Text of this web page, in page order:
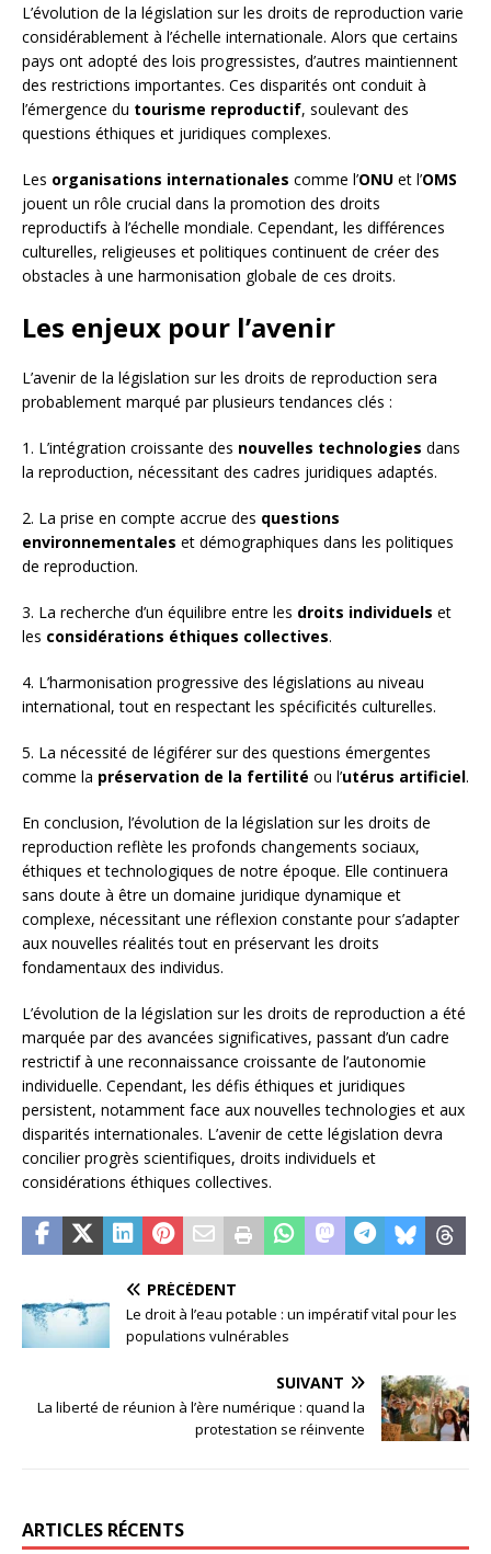
L’évolution de la législation sur les droits de reproduction varie
considérablement à l’échelle internationale. Alors que certains
pays ont adopté des lois progressistes, d’autres maintiennent
des restrictions importantes. Ces disparités ont conduit à
l’émergence du tourisme reproductif, soulevant des
questions éthiques et juridiques complexes.
Les organisations internationales comme l’ONU et l’OMS
jouent un rôle crucial dans la promotion des droits
reproductifs à l’échelle mondiale. Cependant, les différences
culturelles, religieuses et politiques continuent de créer des
obstacles à une harmonisation globale de ces droits.
Les enjeux pour l’avenir
L’avenir de la législation sur les droits de reproduction sera
probablement marqué par plusieurs tendances clés :
1. L’intégration croissante des nouvelles technologies dans
la reproduction, nécessitant des cadres juridiques adaptés.
2. La prise en compte accrue des questions
environnementales et démographiques dans les politiques
de reproduction.
3. La recherche d’un équilibre entre les droits individuels et
les considérations éthiques collectives.
4. L’harmonisation progressive des législations au niveau
international, tout en respectant les spécificités culturelles.
5. La nécessité de légiférer sur des questions émergentes
comme la préservation de la fertilité ou l’utérus artificiel.
En conclusion, l’évolution de la législation sur les droits de
reproduction reflète les profonds changements sociaux,
éthiques et technologiques de notre époque. Elle continuera
sans doute à être un domaine juridique dynamique et
complexe, nécessitant une réflexion constante pour s’adapter
aux nouvelles réalités tout en préservant les droits
fondamentaux des individus.
L’évolution de la législation sur les droits de reproduction a été
marquée par des avancées significatives, passant d’un cadre
restrictif à une reconnaissance croissante de l’autonomie
individuelle. Cependant, les défis éthiques et juridiques
persistent, notamment face aux nouvelles technologies et aux
disparités internationales. L’avenir de cette législation devra
concilier progrès scientifiques, droits individuels et
considérations éthiques collectives.
PRÉCÉDENT
Le droit à l’eau potable : un impératif vital pour les
populations vulnérables
SUIVANT
La liberté de réunion à l’ère numérique : quand la
protestation se réinvente
ARTICLES RÉCENTS